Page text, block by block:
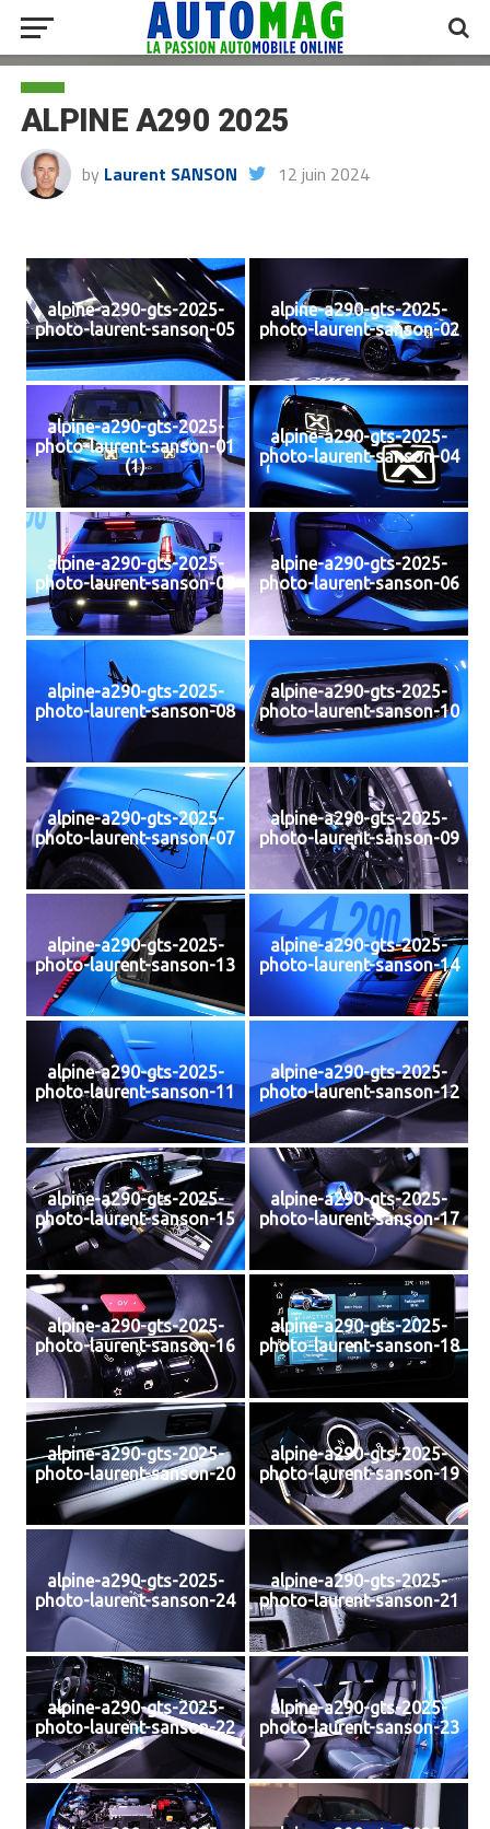
ALPINE A290 2025
by Laurent SANSON 12 juin 2024
alpine-a290-gts-2025-
photo-laurent-sanson-05
alpine-a290-gts-2025-
photo-laurent-sanson-02
alpine-a290-gts-2025-
photo-laurent-sanson-01
(1)
alpine-a290-gts-2025-
photo-laurent-sanson-04
alpine-a290-gts-2025-
photo-laurent-sanson-03
alpine-a290-gts-2025-
photo-laurent-sanson-06
alpine-a290-gts-2025-
photo-laurent-sanson-08
alpine-a290-gts-2025-
photo-laurent-sanson-10
alpine-a290-gts-2025-
photo-laurent-sanson-07
alpine-a290-gts-2025-
photo-laurent-sanson-09
alpine-a290-gts-2025-
photo-laurent-sanson-13
alpine-a290-gts-2025-
photo-laurent-sanson-14
alpine-a290-gts-2025-
photo-laurent-sanson-11
alpine-a290-gts-2025-
photo-laurent-sanson-12
alpine-a290-gts-2025-
photo-laurent-sanson-15
alpine-a290-gts-2025-
photo-laurent-sanson-17
alpine-a290-gts-2025-
photo-laurent-sanson-16
alpine-a290-gts-2025-
photo-laurent-sanson-18
alpine-a290-gts-2025-
photo-laurent-sanson-20
alpine-a290-gts-2025-
photo-laurent-sanson-19
alpine-a290-gts-2025-
photo-laurent-sanson-24
alpine-a290-gts-2025-
photo-laurent-sanson-21
alpine-a290-gts-2025-
photo-laurent-sanson-22
alpine-a290-gts-2025-
photo-laurent-sanson-23